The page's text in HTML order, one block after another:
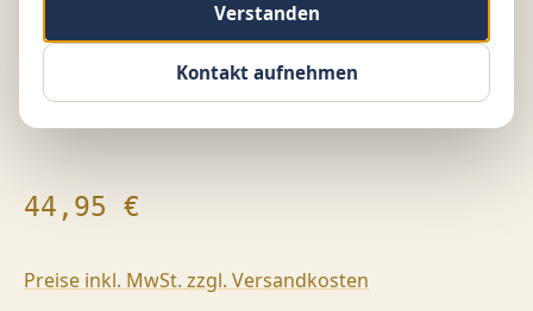
Verstanden
Kontakt aufnehmen
Regulärer Preis:
44,95 €
Preise inkl. MwSt. zzgl. Versandkosten